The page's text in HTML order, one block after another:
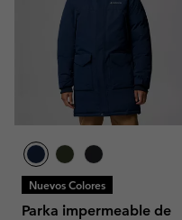
Nuevos Colores
Parka impermeable de